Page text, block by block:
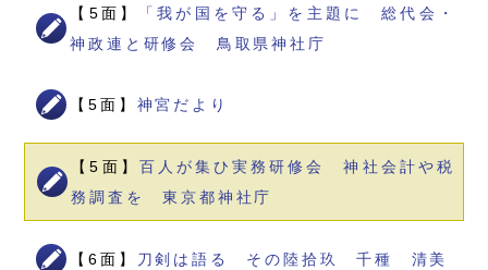
【5面】
「我が国を守る」を主題に 総代会・
神政連と研修会 鳥取県神社庁
【5面】 神宮だより
【5面】 百人が集ひ実務研修会 神社会計や税
務調査を 東京都神社庁
【6面】 刀剣は語る その陸拾玖 千種 清美